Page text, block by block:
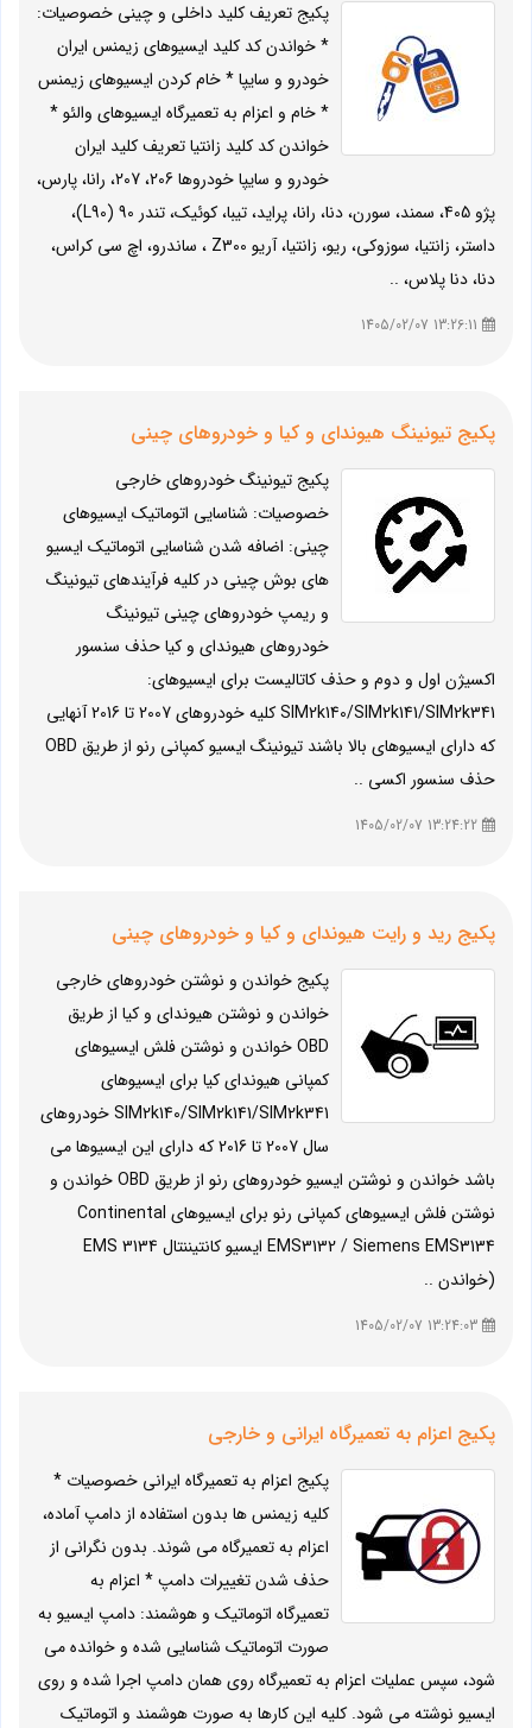
پکیج تعریف کلید داخلی و چینی خصوصیات:
* خواندن کد کلید ایسیوهای زیمنس ایران
خودرو و سایپا * خام کردن ایسیوهای زیمنس
* خام و اعزام به تعمیرگاه ایسیوهای والئو *
خواندن کد کلید زانتیا تعریف کلید ایران
خودرو و سایپا خودروها 206، 207، رانا، پارس،
پژو 405، سمند، سورن، دنا، رانا، پراید، تیبا، کوئیک، تندر 90 (L90)،
داستر، زانتیا، سوزوکی، ریو، زانتیا، آریو Z300 ، ساندرو، اچ سی کراس،
دنا، دنا پلاس، ..
پکیج تیونینگ هیوندای و کیا و خودروهای چینی
پکیج تیونینگ خودروهای خارجی
خصوصیات: شناسایی اتوماتیک ایسیوهای
چینی: اضافه شدن شناسایی اتوماتیک ایسیو
های بوش چینی در کلیه فرآیندهای تیونینگ
و ریمپ خودروهای چینی تیونینگ
خودروهای هیوندای و کیا حذف سنسور
اکسیژن اول و دوم و حذف کاتالیست برای ایسیوهای:
SIM2k140/SIM2k141/SIM2k341 کلیه خودروهای 2007 تا 2016 آنهایی
که دارای ایسیوهای بالا باشند تیونینگ ایسیو کمپانی رنو از طریق OBD
حذف سنسور اکسی ..
پکیج رید و رایت هیوندای و کیا و خودروهای چینی
پکیج خواندن و نوشتن خودروهای خارجی
خواندن و نوشتن هیوندای و کیا از طریق
OBD خواندن و نوشتن فلش ایسیوهای
کمپانی هیوندای کیا برای ایسیوهای
SIM2k140/SIM2k141/SIM2k341 خودروهای
سال 2007 تا 2016 که دارای این ایسیوها می
باشد خواندن و نوشتن ایسیو خودروهای رنو از طریق OBD خواندن و
نوشتن فلش ایسیوهای کمپانی رنو برای ایسیوهای Continental
EMS3132 / Siemens EMS3134 ایسیو کانتیننتال EMS 3134
(خواندن ..
پکیج اعزام به تعمیرگاه ایرانی و خارجی
پکیج اعزام به تعمیرگاه ایرانی خصوصیات *
کلیه زیمنس ها بدون استفاده از دامپ آماده،
اعزام به تعمیرگاه می شوند. بدون نگرانی از
حذف شدن تغییرات دامپ * اعزام به
تعمیرگاه اتوماتیک و هوشمند: دامپ ایسیو به
صورت اتوماتیک شناسایی شده و خوانده می
شود، سپس عملیات اعزام به تعمیرگاه روی همان دامپ اجرا شده و روی
ایسیو نوشته می شود. کلیه این کارها به صورت هوشمند و اتوماتیک